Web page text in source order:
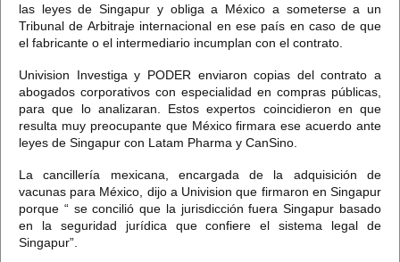
las leyes de Singapur y obliga a México a someterse a un
Tribunal de Arbitraje internacional en ese país en caso de que
el fabricante o el intermediario incumplan con el contrato.
Univision Investiga y PODER enviaron copias del contrato a
abogados corporativos con especialidad en compras públicas,
para que lo analizaran. Estos expertos coincidieron en que
resulta muy preocupante que México firmara ese acuerdo ante
leyes de Singapur con Latam Pharma y CanSino.
La cancillería mexicana, encargada de la adquisición de
vacunas para México, dijo a Univision que firmaron en Singapur
porque “ se concilió que la jurisdicción fuera Singapur basado
en la seguridad jurídica que confiere el sistema legal de
Singapur”.